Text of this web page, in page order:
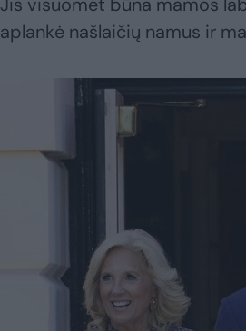
Jis visuomet būna mamos
aplankė našlaičių namus ir